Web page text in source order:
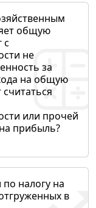
общую
с
не
за
на общую
или прочей
прибыль?
налогу на
в